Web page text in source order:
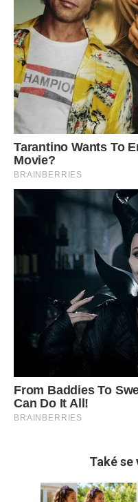
Také se